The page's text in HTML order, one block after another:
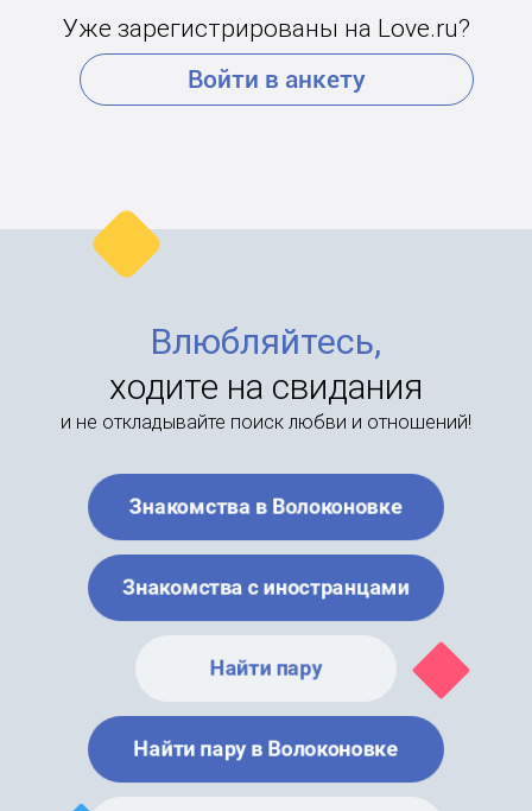
Уже зарегистрированы на Love.ru?
Войти в анкету
Влюбляйтесь,
ходите на свидания
и не откладывайте поиск любви и отношений!
Знакомства в Волоконовке
Знакомства с иностранцами
Найти пару
Найти пару в Волоконовке